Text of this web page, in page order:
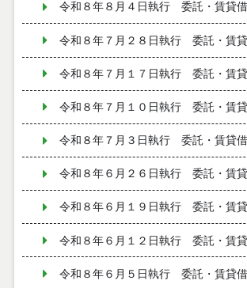
令和８年８月４日執行 委託・賃貸
令和８年７月２８日執行 委託・賃
令和８年７月１７日執行 委託・賃
令和８年７月１０日執行 委託・賃
令和８年７月３日執行 委託・賃貸
令和８年６月２６日執行 委託・賃
令和８年６月１９日執行 委託・賃
令和８年６月１２日執行 委託・賃
令和８年６月５日執行 委託・賃貸